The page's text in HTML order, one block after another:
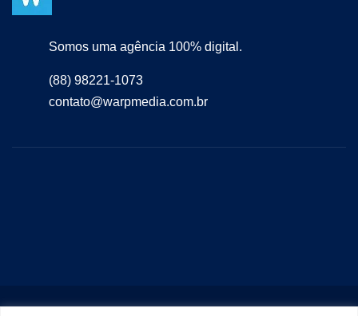
Somos uma agência 100% digital.
(88) 98221-1073
contato@warpmedia.com.br